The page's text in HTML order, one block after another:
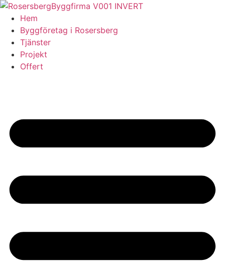
Skip
content
Hem
Byggföretag i Rosersberg
Tjänster
Projekt
Offert